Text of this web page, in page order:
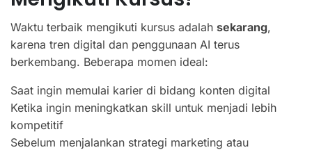
Waktu terbaik mengikuti kursus adalah sekarang,
karena tren digital dan penggunaan AI terus
berkembang. Beberapa momen ideal:
Saat ingin memulai karier di bidang konten digital
Ketika ingin meningkatkan skill untuk menjadi lebih
kompetitif
Sebelum menjalankan strategi marketing atau